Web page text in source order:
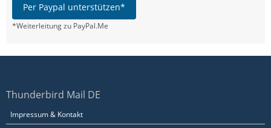
Per Paypal unterstützen*
*Weiterleitung zu PayPal.Me
Thunderbird Mail DE
Impressum & Kontakt